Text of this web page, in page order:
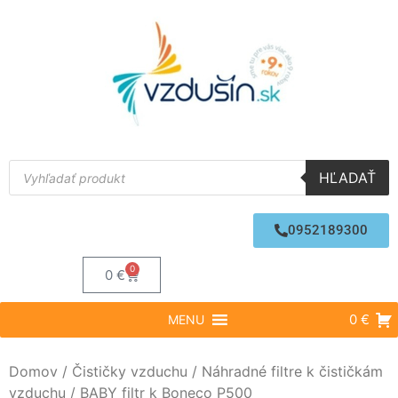
HĽADAŤ
0952189300
0€ 0
MENU 0 €
Domov / Čističky vzduchu / Náhradné filtre k čističkám
vzduchu / BABY filtr k Boneco P500